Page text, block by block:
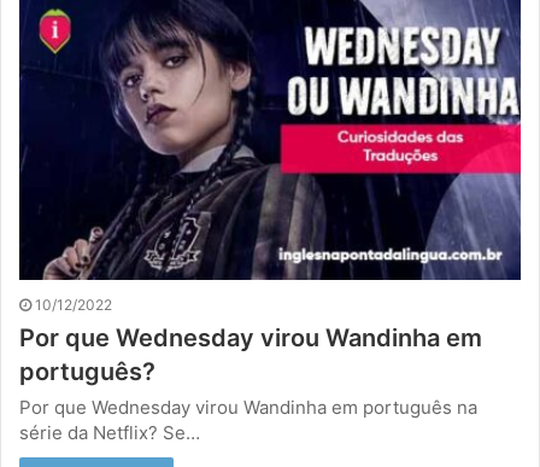
10/12/2022
Por que Wednesday virou Wandinha em
português?
Por que Wednesday virou Wandinha em português na
série da Netflix? Se…